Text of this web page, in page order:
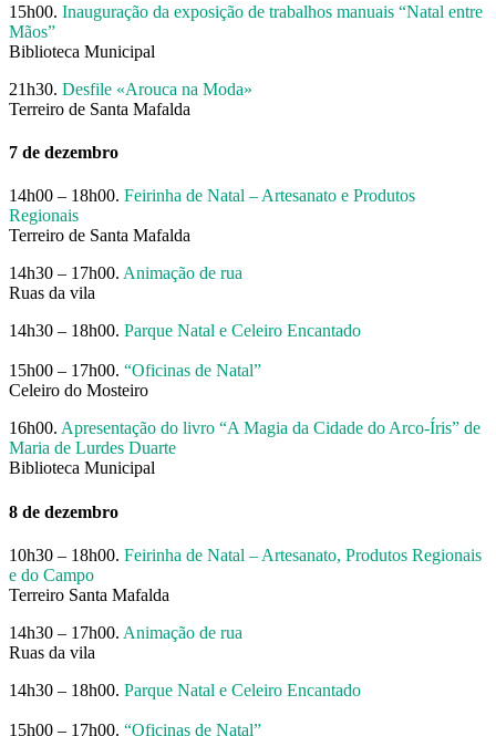
15h00. Inauguração da exposição de trabalhos manuais “Natal entre
Mãos”
Biblioteca Municipal
21h30. Desfile «Arouca na Moda»
Terreiro de Santa Mafalda
7 de dezembro
14h00 – 18h00. Feirinha de Natal – Artesanato e Produtos
Regionais
Terreiro de Santa Mafalda
14h30 – 17h00. Animação de rua
Ruas da vila
14h30 – 18h00. Parque Natal e Celeiro Encantado
15h00 – 17h00. “Oficinas de Natal”
Celeiro do Mosteiro
16h00. Apresentação do livro “A Magia da Cidade do Arco-Íris” de
Maria de Lurdes Duarte
Biblioteca Municipal
8 de dezembro
10h30 – 18h00. Feirinha de Natal – Artesanato, Produtos Regionais
e do Campo
Terreiro Santa Mafalda
14h30 – 17h00. Animação de rua
Ruas da vila
14h30 – 18h00. Parque Natal e Celeiro Encantado
15h00 – 17h00. “Oficinas de Natal”